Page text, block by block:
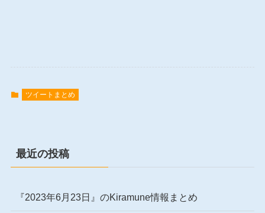
ツイートまとめ
最近の投稿
『2023年6月23日』のKiramune情報まとめ